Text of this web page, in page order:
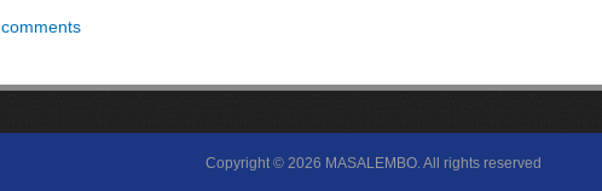
comments
Copyright © 2026 MASALEMBO. All rights reserved